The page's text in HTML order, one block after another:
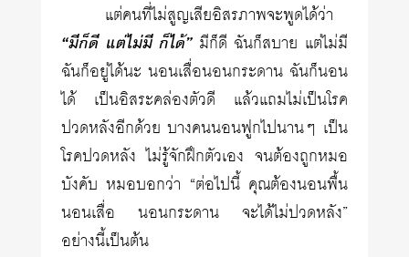
แต่คนที่ไม่สูญเสียอิสรภาพจะพูดได้ว่า
“มีก็ดี แต่ไม่มี ก็ได้”มีก็ดี ฉันก็สบาย แต่ไม่มี
ฉันก็อยู่ได้นะ นอนเสื่อนอนกระดาน ฉันก็นอน
ได้ เป็นอิสระคล่องตัวดี แล้วแถมไม่เป็นโรค
ปวดหลังอีกด้วย บางคนนอนฟูกไปนานๆ เป็น
โรคปวดหลัง ไม่รู้จักฝึกตัวเอง จนต้องถูกหมอ
บังคับ หมอบอกว่า “ต่อไปนี้ คุณต้องนอนพื้น
นอนเสื่อ นอนกระดาน จะได้ไม่ปวดหลัง”
อย่างนี้เป็นต้น